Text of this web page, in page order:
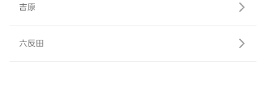
吉原
六反田